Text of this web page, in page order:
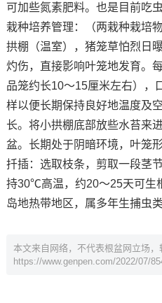
可加些氮素肥料。也是目前吃
栽种培养管理：（两栽种栽培
拱棚（温室），猪笼草怕烈日
灼伤，直接影响叶笼地发育。
品笼约长10～15厘米左右），
样以便长期保持良好地温度及
长。将小拱棚底部放些水苔来
盆。长期处于阴暗环境，叶笼
扦插：选取枝条，剪取一段茎
持30℃高温，约20～25天可生
岛地热带地区，属多年生捕虫
本文来自网络，不代表根盆网立场，
https://www.genpen.com/2022/07/